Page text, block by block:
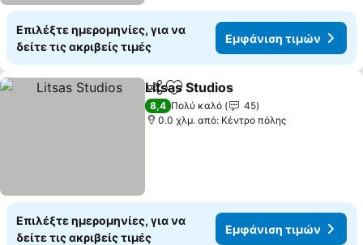
Επιλέξτε ημερομηνίες, για να
δείτε τις ακριβείς τιμές
Εμφάνιση τιμών
Κοινοποίηση
Προσθήκη στα αγαπημένα
Litsas Studios
8,4 Πολύ καλό
45
0.0 χλμ. από: Κέντρο πόλης
Επιλέξτε ημερομηνίες, για να
δείτε τις ακριβείς τιμές
Εμφάνιση τιμών